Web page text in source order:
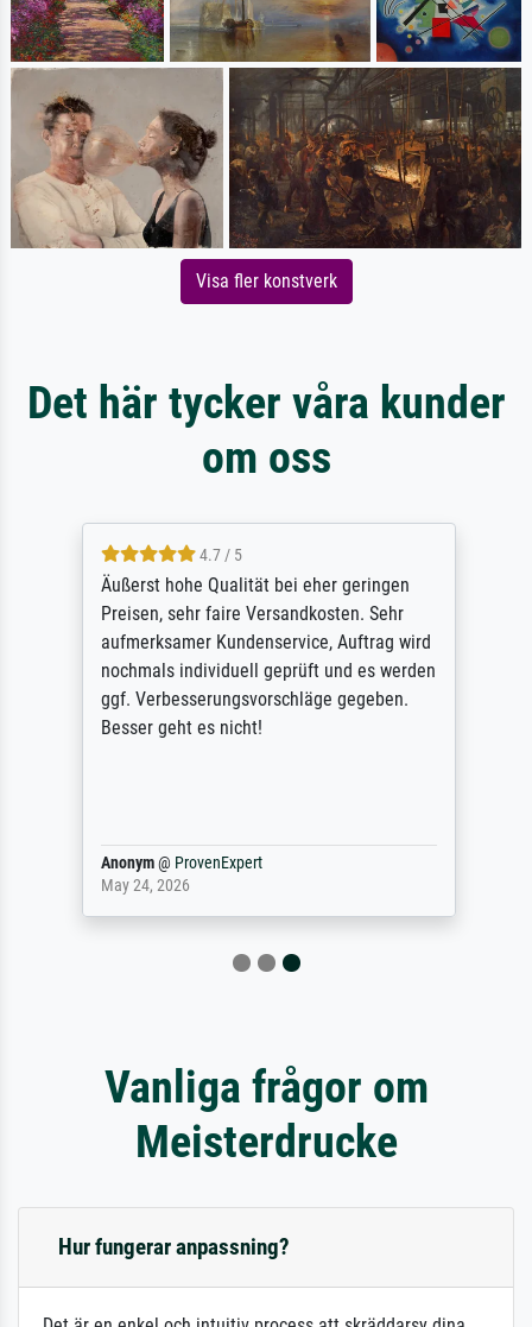
Visa fler konstverk
Det här tycker våra kunder
om oss
4.7 / 5
Äußerst hohe Qualität bei eher geringen
Preisen, sehr faire Versandkosten. Sehr
aufmerksamer Kundenservice, Auftrag wird
nochmals individuell geprüft und es werden
ggf. Verbesserungsvorschläge gegeben.
Besser geht es nicht!
Anonym@ ProvenExpert
May 24, 2026
Vanliga frågor om
Meisterdrucke
Hur fungerar anpassning?